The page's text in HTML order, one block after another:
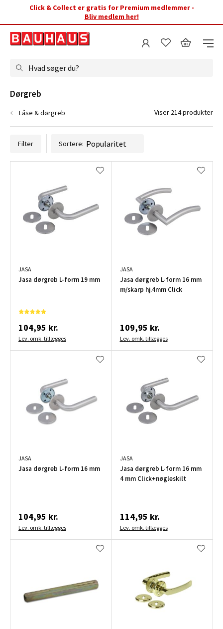
Click & Collect er gratis for Premium medlemmer -
Bliv medlem her!
Hvad søger du?
Filter Sortere:
JASA
Jasa dørgreb L-form 19 mm
104,95 kr.
Lev. omk. tillægges
JASA
Jasa dørgreb L-form 16 mm
m/skarp hj.4mm Click
109,95 kr.
Lev. omk. tillægges
JASA
Jasa dørgreb L-form 16 mm
104,95 kr.
Lev. omk. tillægges
JASA
Jasa dørgreb L-form 16 mm
4 mm Click+nøgleskilt
114,95 kr.
Lev. omk. tillægges
Dørgreb
Låse & dørgreb Viser 214 produkter